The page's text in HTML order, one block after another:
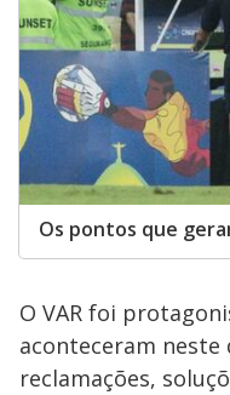
Os pontos que
O VAR foi
aconteceram neste
reclamações,